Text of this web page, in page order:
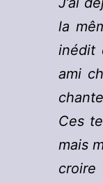
la
inédit
ami
Ces
mais